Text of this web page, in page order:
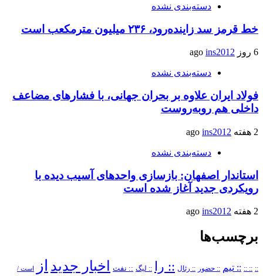
دسته‌بندی نشده
خط قرمز سد زاینده‌رود، ۲۳۶ میلیون مترمکعب است
6 روز ago ins2012
دسته‌بندی نشده
فولاد ایران علاوه بر بحران جهانی، با فشارهای مضاعف
داخلی هم روبه‌روست
2 هفته ago ins2012
دسته‌بندی نشده
استاندار اصفهان: بازسازی واحدهای آسیب دیده با
رویکردی جدید آغاز شده است
2 هفته ago ins2012
برچسب‌ها
::
:: :: :: تیم :: حضور :: رئال :: را :: لیگ :: نفت اخبار جدید از است /